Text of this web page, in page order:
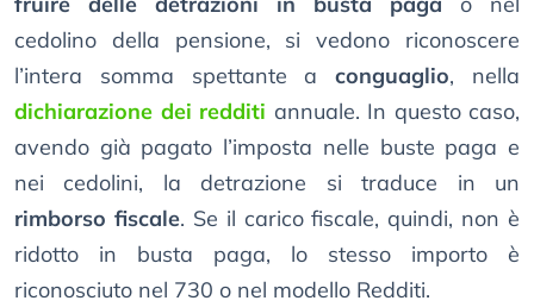
cedolino della pensione, si vedono riconoscere
l’intera somma spettante aconguaglio, nella
dichiarazione dei redditi annuale. In questo caso,
avendo già pagato l’imposta nelle buste paga e
nei cedolini, la detrazione si traduce in un
rimborso fiscale. Se il carico fiscale, quindi, non è
ridotto in busta paga, lo stesso importo è
riconosciuto nel 730 o nel modello Redditi.